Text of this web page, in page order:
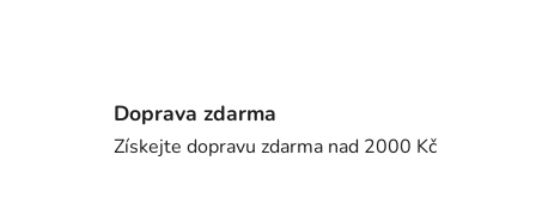
Doprava zdarma
Získejte dopravu zdarma nad 2000 Kč